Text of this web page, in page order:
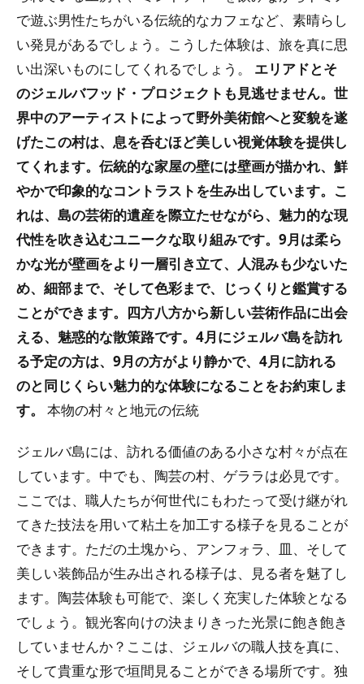
で遊ぶ男性たちがいる伝統的なカフェなど、素晴らし
い発見があるでしょう。こうした体験は、旅を真に思
い出深いものにしてくれるでしょう。 エリアドとそ
のジェルバフッド・プロジェクトも見逃せません。世
界中のアーティストによって野外美術館へと変貌を遂
げたこの村は、息を呑むほど美しい視覚体験を提供し
てくれます。伝統的な家屋の壁には壁画が描かれ、鮮
やかで印象的なコントラストを生み出しています。こ
れは、島の芸術的遺産を際立たせながら、魅力的な現
代性を吹き込むユニークな取り組みです。9月は柔ら
かな光が壁画をより一層引き立て、人混みも少ないた
め、細部まで、そして色彩まで、じっくりと鑑賞する
ことができます。四方八方から新しい芸術作品に出会
える、魅惑的な散策路です。4月にジェルバ島を訪れ
る予定の方は、9月の方がより静かで、4月に訪れる
のと同じくらい魅力的な体験になることをお約束しま
す。
本物の村々と地元の伝統
ジェルバ島には、訪れる価値のある小さな村々が点在
しています。中でも、陶芸の村、ゲララは必見です。
ここでは、職人たちが何世代にもわたって受け継がれ
てきた技法を用いて粘土を加工する様子を見ることが
できます。ただの土塊から、アンフォラ、皿、そして
美しい装飾品が生み出される様子は、見る者を魅了し
ます。陶芸体験も可能で、楽しく充実した体験となる
でしょう。観光客向けの決まりきった光景に飽き飽き
していませんか？ここは、ジェルバの職人技を真に、
そして貴重な形で垣間見ることができる場所です。独